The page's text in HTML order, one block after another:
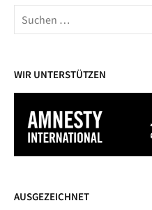
Suchen
nach:
WIR UNTERSTÜTZEN
AUSGEZEICHNET